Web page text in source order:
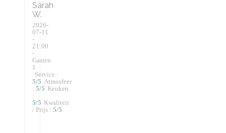
Sarah
W
2026-
07-11
-
21:00
-
Gasten
1
Service :
5/5 Atmosfeer
: 5/5 Keuken
:
5/5 Kwaliteit
/ Prijs : 5/5